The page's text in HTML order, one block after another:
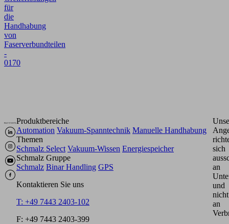
für
die
Handhabung
von
Faserverbundteilen
-
0170
Produktbereiche
Automation Vakuum-Spanntechnik Manuelle Handhabung
Themen
Schmalz Select Vakuum-Wissen Energiespeicher
Schmalz Gruppe
Schmalz Binar Handling GPS
Kontaktieren Sie uns
T: +49 7443 2403-102
F: +49 7443 2403-399
sich
an
und
nicht
an